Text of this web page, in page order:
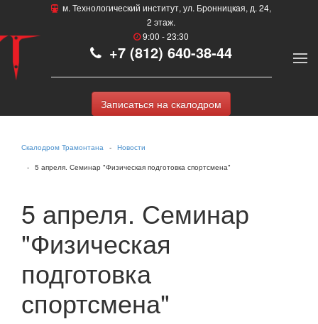
м. Технологический институт, ул. Бронницкая, д. 24,
2 этаж.
9:00 - 23:30
+7 (812) 640-38-44
Записаться на скалодром
Скалодром Трамонтана
Новости
5 апреля. Семинар "Физическая подготовка спортсмена"
5 апреля. Семинар
"Физическая
подготовка
спортсмена"